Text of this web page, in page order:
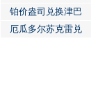
铂价盎司兑换津巴
厄瓜多尔苏克雷兑